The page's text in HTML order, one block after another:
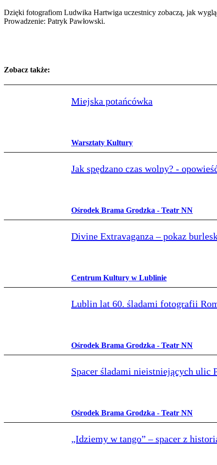
Dzięki fotografiom Ludwika Hartwiga uczestnicy zobaczą, jak
Prowadzenie: Patryk Pawłowski.
Zobacz także:
Miejska potańcówka
Warsztaty Kultury
Jak spędzano czas wolny? -
Ośrodek Brama Grodzka - Teatr NN
Divine Extravaganza – pokaz
Centrum Kultury w Lublinie
Lublin lat 60. śladami fotografii
Ośrodek Brama Grodzka - Teatr NN
Spacer śladami nieistniejących ulic
Ośrodek Brama Grodzka - Teatr NN
„Idziemy w tango” – spacer z